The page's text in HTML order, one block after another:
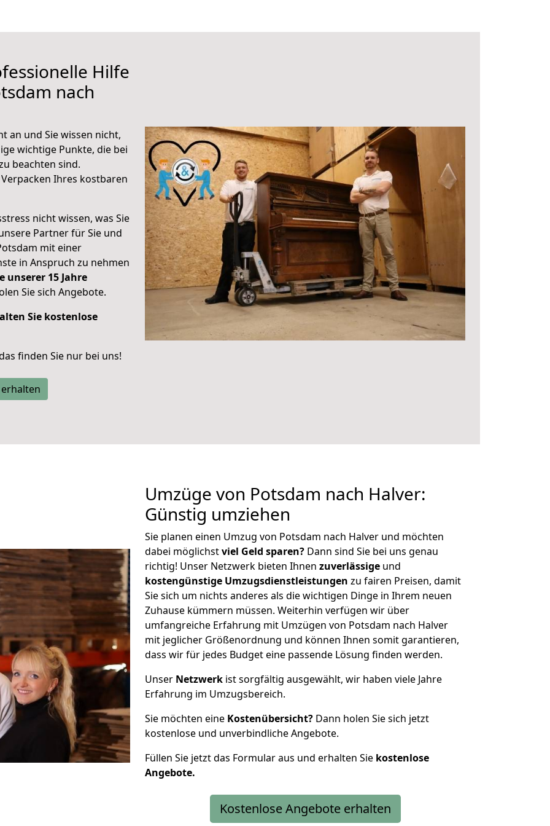
Hilfe
nach
an und Sie wissen nicht,
wichtige Punkte, die bei
beachten sind.
Ihres kostbaren
nicht wissen, was Sie
Partner für Sie und
mit einer
in Anspruch zu nehmen
unserer 15 Jahre
Sie sich Angebote.
Sie kostenlose
finden Sie nur bei uns!
Umzüge von Potsdam nach Halver:
Günstig umziehen
Sie planen einen Umzug von Potsdam nach Halver und möchten
dabei möglichstviel Geld sparen? Dann sind Sie bei uns genau
richtig! Unser Netzwerk bieten Ihnen zuverlässige und
kostengünstige Umzugsdienstleistungen zu fairen Preisen, damit
Sie sich um nichts anderes als die wichtigen Dinge in Ihrem neuen
Zuhause kümmern müssen. Weiterhin verfügen wir über
umfangreiche Erfahrung mit Umzügen von Potsdam nach Halver
mit jeglicher Größenordnung und können Ihnen somit garantieren,
dass wir für jedes Budget eine passende Lösung finden werden.
Unser Netzwerk ist sorgfältig ausgewählt, wir haben viele Jahre
Erfahrung im Umzugsbereich.
Sie möchten eine Kostenübersicht? Dann holen Sie sich jetzt
kostenlose und unverbindliche Angebote.
Füllen Sie jetzt das Formular aus und erhalten Sie kostenlose
Angebote.
Kostenlose Angebote erhalten